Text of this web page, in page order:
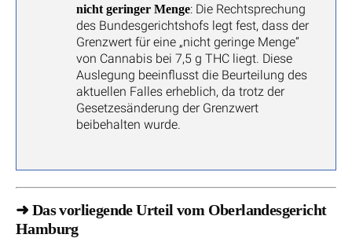
nicht geringer Menge: Die Rechtsprechung
des Bundesgerichtshofs legt fest, dass der
Grenzwert für eine „nicht geringe Menge“
von Cannabis bei 7,5 g THC liegt. Diese
Auslegung beeinflusst die Beurteilung des
aktuellen Falles erheblich, da trotz der
Gesetzesänderung der Grenzwert
beibehalten wurde.
➜ Das vorliegende Urteil vom Oberlandesgericht
Hamburg